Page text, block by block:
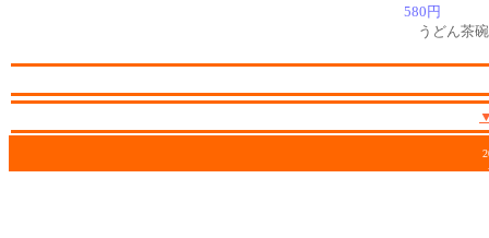
580円
うどん茶